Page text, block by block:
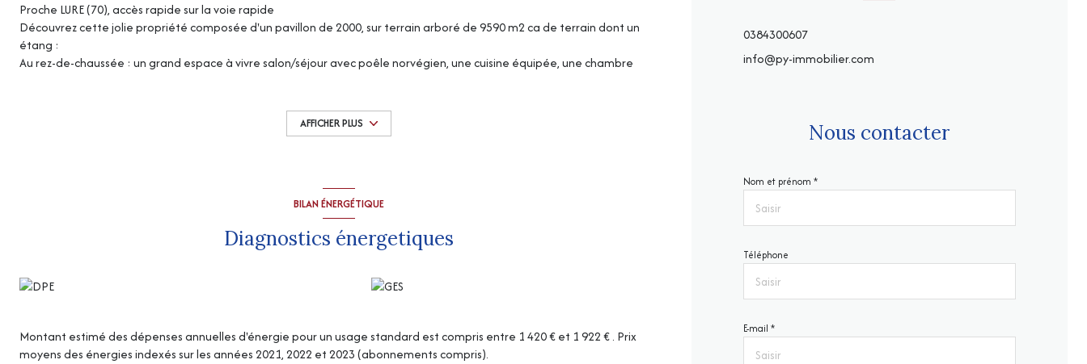
Proche LURE (70), accès rapide sur la voie rapide
Découvrez cette jolie propriété composée d'un pavillon de 2000, sur terrain arboré de 9590 m2 ca de terrain dont un
étang :
Au rez-de-chaussée : un grand espace à vivre salon/séjour avec poêle norvégien, une cuisine équipée, une chambre
“Les informations sur les risques auxquels ce bien est exposé sont disponibles sur le site Géorisques
AFFICHER PLUS
BILAN ÉNERGÉTIQUE
Diagnostics énergetiques
Montant estimé des dépenses annuelles d'énergie pour un usage standard est compris entre 1 420 € et 1 922 € . Prix
moyens des énergies indexés sur les années 2021, 2022 et 2023 (abonnements compris).
0384300607
info@py-immobilier.com
Nous contacter
Nom et prénom *
Téléphone
E-mail *